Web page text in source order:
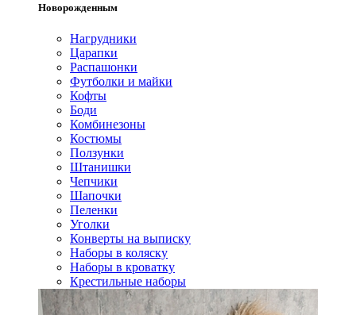
Новорожденным
Нагрудники
Царапки
Распашонки
Футболки и майки
Кофты
Боди
Комбинезоны
Костюмы
Ползунки
Штанишки
Чепчики
Шапочки
Пеленки
Уголки
Конверты на выписку
Наборы в коляску
Наборы в кроватку
Крестильные наборы